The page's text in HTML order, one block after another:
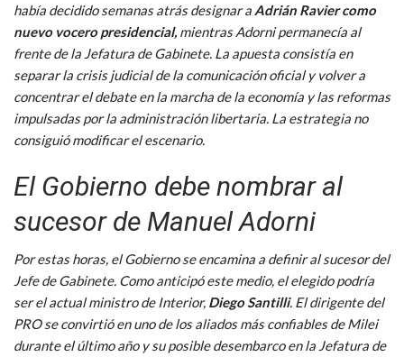
había decidido semanas atrás designar a Adrián Ravier como
nuevo vocero presidencial, mientras Adorni permanecía al
frente de la Jefatura de Gabinete. La apuesta consistía en
separar la crisis judicial de la comunicación oficial y volver a
concentrar el debate en la marcha de la economía y las reformas
impulsadas por la administración libertaria. La estrategia no
consiguió modificar el escenario.
El Gobierno debe nombrar al
sucesor de Manuel Adorni
Por estas horas, el Gobierno se encamina a definir al sucesor del
Jefe de Gabinete. Como anticipó este medio, el elegido podría
ser el actual ministro de Interior, Diego Santilli. El dirigente del
PRO se convirtió en uno de los aliados más confiables de Milei
durante el último año y su posible desembarco en la Jefatura de